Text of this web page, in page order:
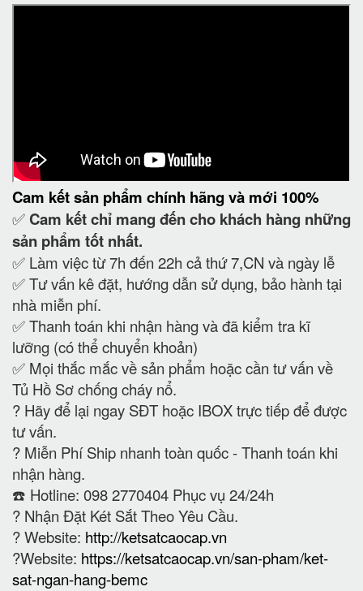
Cam kếtsản phẩm chính hãng và mới 100%
✅ Cam kếtchỉ mang đến cho khách hàng những
sản phẩm tốt nhất.
✅ Làm việc từ 7h đến 22h cả thứ 7,CN và ngày lễ
✅ Tư vấn kê đặt, hướng dẫn sử dụng, bảo hành tại
nhà miễn phí.
✅ Thanh toán khi nhận hàng và đã kiểm tra kĩ
lưỡng (có thể chuyển khoản)
✅ Mọi thắc mắc về sản phẩm hoặc cần tư vấn về
Tủ Hồ Sơ chống cháy nổ.
? Hãy để lại ngay SĐT hoặc IBOX trực tiếp để được
tư vấn.
? Miễn Phí Ship nhanh toàn quốc - Thanh toán khi
nhận hàng.
☎️ Hotline: 098 2770404 Phục vụ 24/24h
? Nhận Đặt Két Sắt Theo Yêu Cầu.
? Website: http://ketsatcaocap.vn
?Website: https://ketsatcaocap.vn/san-pham/ket-
sat-ngan-hang-bemc